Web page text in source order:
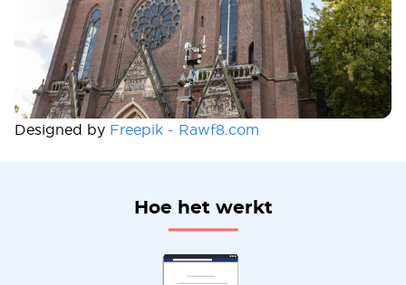
Designed by Freepik - Rawf8.com
Hoe het werkt